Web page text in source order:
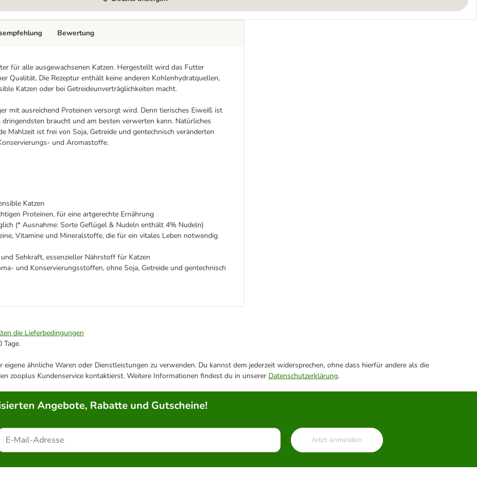
für alle ausgewachsenen Katzen. Hergestellt wird das Futter
Qualität. Die Rezeptur enthält keine anderen Kohlenhydratquellen,
Katzen oder bei Getreideunverträglichkeiten macht.
mit ausreichend Proteinen versorgt wird. Denn tierisches Eiweiß ist
braucht und am besten verwerten kann. Natürliches
Mahlzeit ist frei von Soja, Getreide und gentechnisch veränderten
und Aromastoffe.
Katzen
Proteinen, für eine artgerechte Ernährung
(* Ausnahme: Sorte Geflügel & Nudeln enthält 4% Nudeln)
Vitamine und Mineralstoffe, die für ein vitales Leben notwendig
Sehkraft, essenzieller Nährstoff für Katzen
und Konservierungsstoffen, ohne Soja, Getreide und gentechnisch
Bewertung
die Lieferbedingungen
Tage.
ähnliche Waren oder Dienstleistungen zu verwenden. Du kannst dem jederzeit widersprechen, ohne dass hierfür andere als die
zooplus Kundenservice kontaktierst. Weitere Informationen findest du in unserer Datenschutzerklärung.
Angebote, Rabatte und Gutscheine!
Jetzt anmelden